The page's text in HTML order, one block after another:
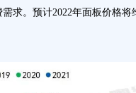
求。预计2022年面板价格